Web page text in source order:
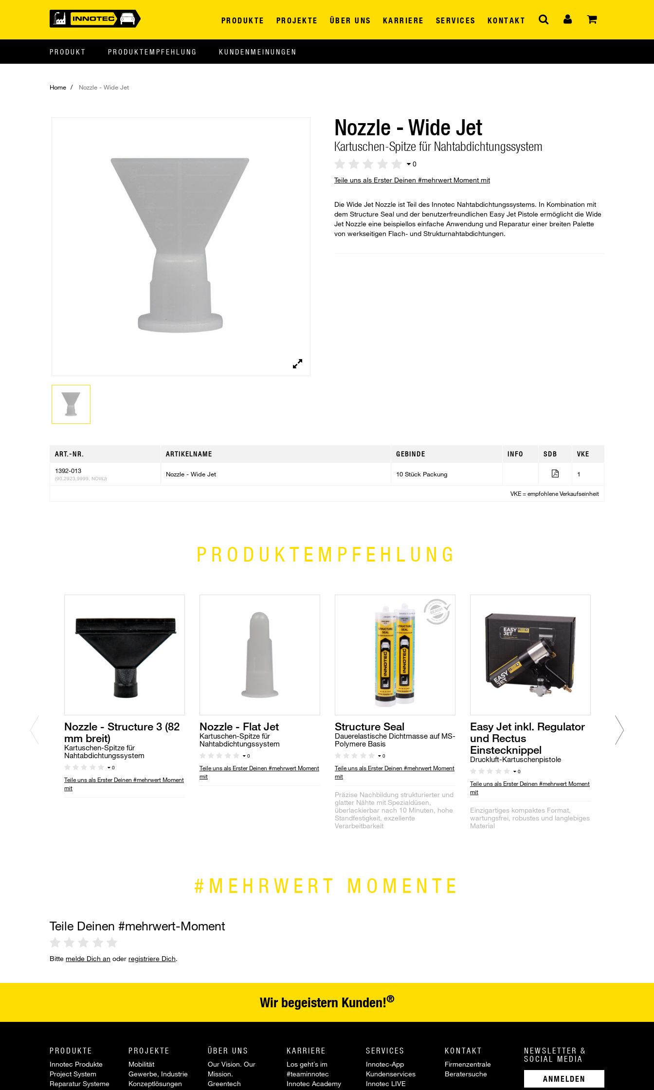
PRODUKTE PROJEKTE ÜBER UNS KARRIERE SERVICES KONTAKT
PRODUKT PRODUKTEMPFEHLUNG KUNDENMEINUNGEN
Home Nozzle - Wide Jet
Nozzle - Wide Jet
Kartuschen-Spitze für Nahtabdichtungssystem
0
Teile uns als Erster Deinen #mehrwert Moment mit
Die Wide Jet Nozzle ist Teil des Innotec Nahtabdichtungssystems. In Kombination mit
dem Structure Seal und der benutzerfreundlichen Easy Jet Pistole ermöglicht die Wide
Jet Nozzle eine beispiellos einfache Anwendung und Reparatur einer breiten Palette
von werkseitigen Flach- und Strukturnahtabdichtungen.
ART.-NR. ARTIKELNAME GEBINDE INFO SDB VKE
1392-013
(90.2923.9999, NOWJ)
Nozzle - Wide Jet 10 Stück Packung 1
VKE = empfohlene Verkaufseinheit
PRODUKTEMPFEHLUNG
Nozzle - Structure 3 (82
mm breit)
Kartuschen-Spitze für
Nahtabdichtungssystem
0
Teile uns als Erster Deinen #mehrwert Moment
mit
Nozzle - Flat Jet
Kartuschen-Spitze für
Nahtabdichtungssystem
0
Teile uns als Erster Deinen #mehrwert Moment
mit
Structure Seal
Dauerelastische Dichtmasse auf MS-
Polymere Basis
0
Teile uns als Erster Deinen #mehrwert Moment
mit
Präzise Nachbildung strukturierter und
glatter Nähte mit Spezialdüsen,
überlackierbar nach 10 Minuten, hohe
Standfestigkeit, exzellente
Verarbeitbarkeit
Easy Jet inkl. Regulator
und Rectus
Einstecknippel
Druckluft-Kartuschenpistole
0
Teile uns als Erster Deinen #mehrwert Moment
mit
Einzigartiges kompaktes Format,
wartungsfrei, robustes und langlebiges
Material
Nozzle -
Kartuschen-
#MEHRWERT MOMENTE
Teile Deinen #mehrwert-Moment
Bitte melde Dich an oder registriere Dich.
Wir begeistern Kunden!®
PRODUKTE
Innotec Produkte
Project System
Reparatur Systeme
PROJEKTE
Mobilität
Gewerbe, Industrie
Konzeptlösungen
ÜBER UNS
Our Vision. Our
Mission.
Greentech
KARRIERE
Los geht´s im
#teaminnotec
Innotec Academy
SERVICES
Innotec-App
Kundenservices
Innotec LIVE
KONTAKT
Firmenzentrale
Beratersuche
NEWSLETTER &
SOCIAL MEDIA
ANMELDEN